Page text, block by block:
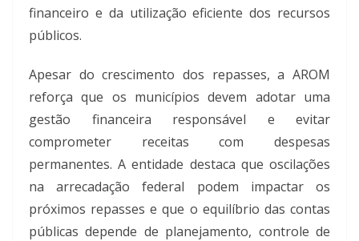
financeiro e da utilização eficiente dos recursos
públicos.
Apesar do crescimento dos repasses, a AROM
reforça que os municípios devem adotar uma
gestão financeira responsável e evitar
comprometer receitas com despesas
permanentes. A entidade destaca que oscilações
na arrecadação federal podem impactar os
próximos repasses e que o equilíbrio das contas
públicas depende de planejamento, controle de